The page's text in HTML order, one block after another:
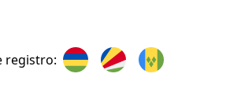
registro: